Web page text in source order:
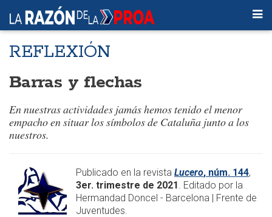
REFLEXIÓN
Barras y flechas
En nuestras actividades jamás hemos tenido el menor
empacho en situar los símbolos de Cataluña junto a los
nuestros.
Publicado en la revista Lucero, núm. 144,
3er. trimestre de 2021. Editado por la
Hermandad Doncel - Barcelona | Frente de
Juventudes.